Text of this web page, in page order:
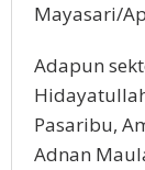
Mayasari/
Adapun
Pasaribu,
Adnan